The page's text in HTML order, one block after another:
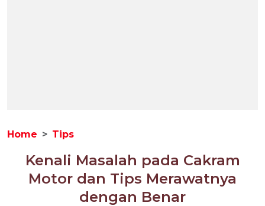
Home Tips
Kenali Masalah pada Cakram
Motor dan Tips Merawatnya
dengan Benar